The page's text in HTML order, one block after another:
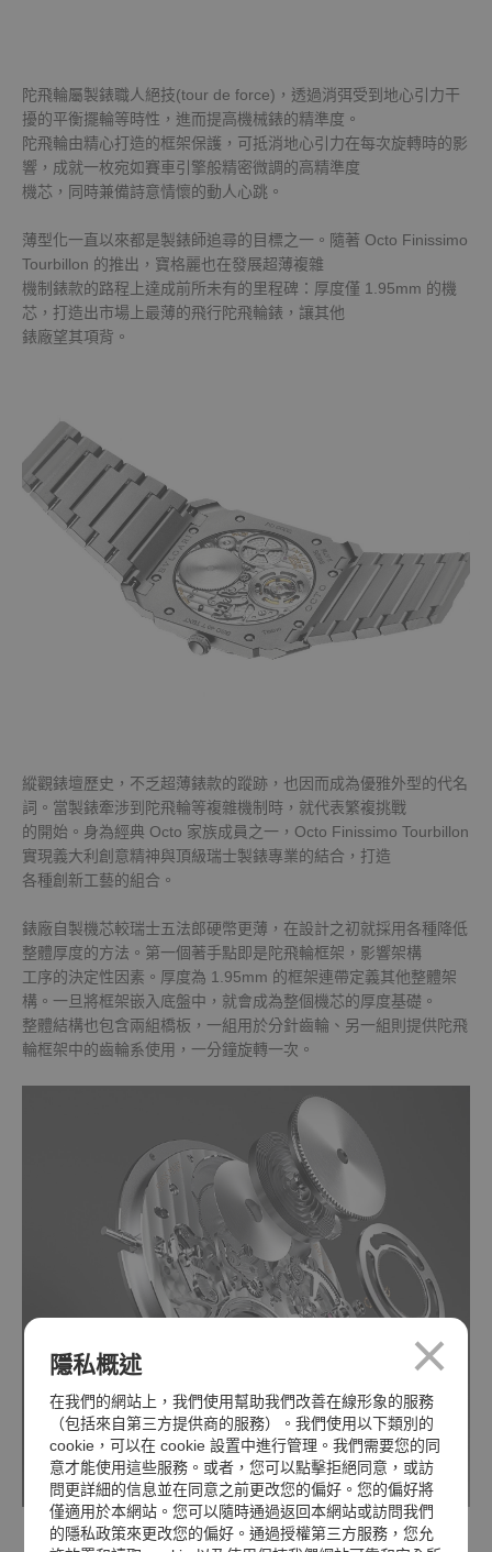
陀飛輪屬製錶職人絕技(tour de force)，透過消弭受到地心引力干
擾的平衡擺輪等時性，進而提高機械錶的精準度。
陀飛輪由精心打造的框架保護，可抵消地心引力在每次旋轉時的影
響，成就一枚宛如賽車引擎般精密微調的高精準度
機芯，同時兼備詩意情懷的動人心跳。
薄型化一直以來都是製錶師追尋的目標之一。隨著 Octo Finissimo
Tourbillon 的推出，寶格麗也在發展超薄複雜
機制錶款的路程上達成前所未有的里程碑：厚度僅 1.95mm 的機
芯，打造出市場上最薄的飛行陀飛輪錶，讓其他
錶廠望其項背。
縱觀錶壇歷史，不乏超薄錶款的蹤跡，也因而成為優雅外型的代名
詞。當製錶牽涉到陀飛輪等複雜機制時，就代表繁複挑戰
的開始。身為經典 Octo 家族成員之一，Octo Finissimo Tourbillon
實現義大利創意精神與頂級瑞士製錶專業的結合，打造
各種創新工藝的組合。
錶廠自製機芯較瑞士五法郎硬幣更薄，在設計之初就採用各種降低
整體厚度的方法。第一個著手點即是陀飛輪框架，影響架構
工序的決定性因素。厚度為 1.95mm 的框架連帶定義其他整體架
構。一旦將框架嵌入底盤中，就會成為整個機芯的厚度基礎。
整體結構也包含兩組橋板，一組用於分針齒輪、另一組則提供陀飛
輪框架中的齒輪系使用，一分鐘旋轉一次。
隱私概述
在我們的網站上，我們使用幫助我們改善在線形象的服務
（包括來自第三方提供商的服務）。我們使用以下類別的
cookie，可以在 cookie 設置中進行管理。我們需要您的同
意才能使用這些服務。或者，您可以點擊拒絕同意，或訪
問更詳細的信息並在同意之前更改您的偏好。您的偏好將
僅適用於本網站。您可以隨時通過返回本網站或訪問我們
的隱私政策來更改您的偏好。通過授權第三方服務，您允